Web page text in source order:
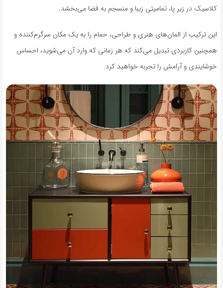
کلاسیک در زیر پا، تمامیتی زیبا و منسجم به فضا می‌بخشد.
این ترکیب از المان‌های هنری و طراحی، حمام را به یک مکان سرگرم‌کننده و
همچنین کاربردی تبدیل می‌کند که هر زمانی که وارد آن می‌شوید، احساس
خوشایندی و آرامش را تجربه خواهید کرد.